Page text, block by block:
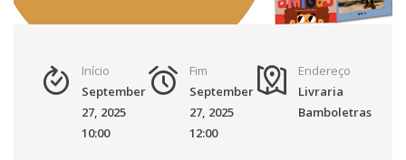
Início
September
27, 2025
10:00
Fim
September
27, 2025
12:00
Endereço
Livraria
Bamboletras